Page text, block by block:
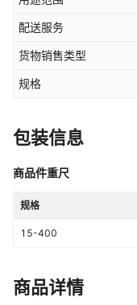
配送服务
货物销售类型
规格
包装信息
商品件重尺
规格
15-400
商品详情